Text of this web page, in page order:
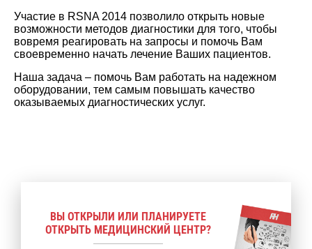
Участие в RSNA 2014 позволило открыть новые
возможности методов диагностики для того, чтобы
вовремя реагировать на запросы и помочь Вам
своевременно начать лечение Ваших пациентов.
Наша задача – помочь Вам работать на надежном
оборудовании, тем самым повышать качество
оказываемых диагностических услуг.
ВЫ ОТКРЫЛИ ИЛИ ПЛАНИРУЕТЕ
ОТКРЫТЬ МЕДИЦИНСКИЙ ЦЕНТР?